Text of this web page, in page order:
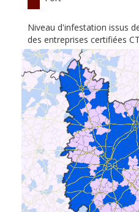
Niveau d'infestation issus
des entreprises certifiées